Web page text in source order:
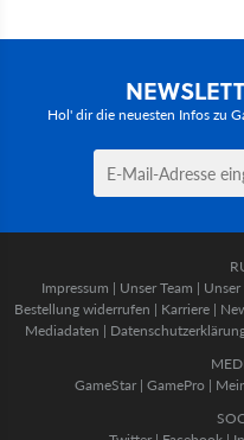
Hol' dir die neuesten Infos zu
Impressum | Unser Team |
Bestellung widerrufen | Karriere |
Mediadaten |
GameStar| GamePro |